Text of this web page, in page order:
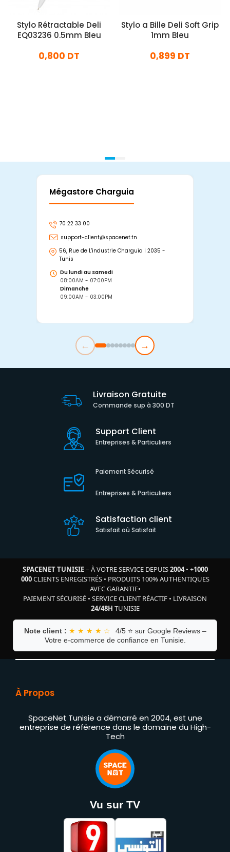
Stylo Rétractable Deli
EQ03236 0.5mm Bleu
0,800 DT
Stylo a Bille Deli Soft Grip
1mm Bleu
0,899 DT
Mégastore Charguia
70 22 33 00
support-client@spacenet.tn
56, Rue de L'industrie Charguia I 2035 -
Tunis
Du lundi au samedi
08:00AM - 07:00PM
Dimanche
09:00AM - 03:00PM
← →
Livraison Gratuite
Commande sup à 300 DT
Support Client
Entreprises & Particuliers
Paiement Sécurisé
Entreprises & Particuliers
Satisfaction client
Satisfait où Satisfait
SPACENET TUNISIE– À VOTRE SERVICE DEPUIS2004• +1000
000CLIENTS ENREGISTRÉS• PRODUITS 100% AUTHENTIQUES
AVEC GARANTIE•
PAIEMENT SÉCURISÉ • SERVICE CLIENT RÉACTIF • LIVRAISON
24/48H TUNISIE
Note client : ★ ★ ★ ★ ☆
4/5 ⭐ sur Google Reviews –
Votre e-commerce de confiance en Tunisie.
À Propos
SpaceNet Tunisie a démarré en 2004, est une
entreprise de référence dans le domaine du High-
Tech
Vu sur TV